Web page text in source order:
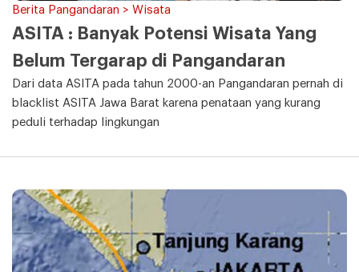
Berita Pangandaran > Wisata
ASITA : Banyak Potensi Wisata Yang
Belum Tergarap di Pangandaran
Dari data ASITA pada tahun 2000-an Pangandaran pernah di
blacklist ASITA Jawa Barat karena penataan yang kurang
peduli terhadap lingkungan